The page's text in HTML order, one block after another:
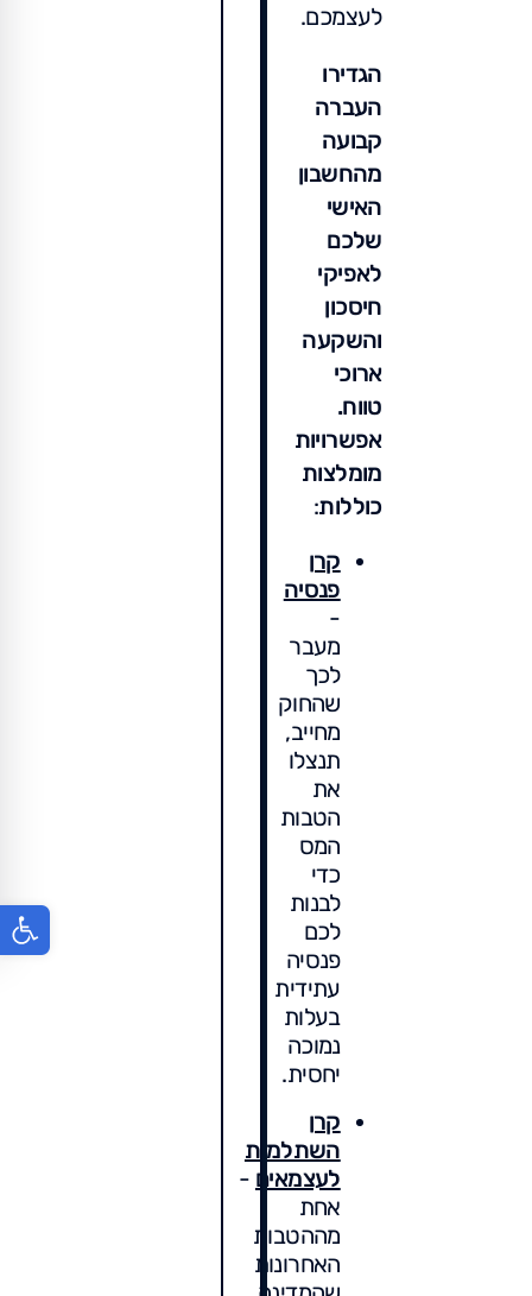
לעצמכם.
הגדירו
העברה
קבועה
מהחשבון
האישי
שלכם
לאפיקי
חיסכון
והשקעה
ארוכי
טווח.
אפשרויות
מומלצות
כוללות:
קרן
פנסיה
-
מעבר
לכך
שהחוק
מחייב,
תנצלו
את
הטבות
המס
כדי
לבנות
לכם
פנסיה
עתידית
בעלות
נמוכה
יחסית.
קרן
השתלמות
לעצמאים -
אחת
מההטבות
האחרונות
פתח